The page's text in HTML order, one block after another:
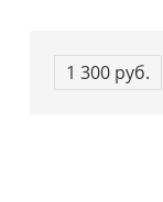
1 300 руб.